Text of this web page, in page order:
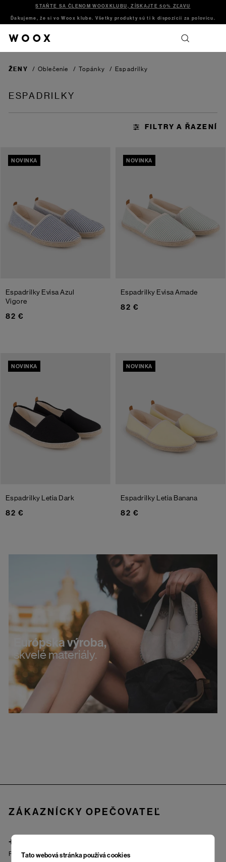
Tato webová stránka používá cookies
STAŇTE SA ČLENOM WOOXKLUBU, ZÍSKAJTE 50% ZĽAVU
Ďakujeme, že si vo Woox klube. Všetky produkty sú ti k dispozícii za polovicu.
ŽENY / Oblečenie / Topánky / Espadrilky
ESPADRILKY
NOVINKA
Espadrilky EvisaAzul
Vigore
82 €
NOVINKA
Espadrilky EvisaAmade
82 €
NOVINKA
Espadrilky Letia Dark
82 €
NOVINKA
Espadrilky Letia Banana
82 €
Európska výroba,
skvelé materiály.
ZÁKAZNÍCKY OPEČOVATEĽ
+421 222 205 190
Po – Pi: od 9.00 do 17.00 hod.